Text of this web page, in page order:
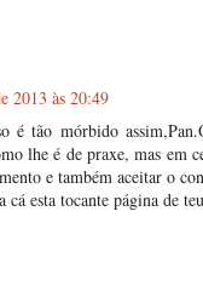
2013 às 20:49
é tão mórbido
lhe é de praxe, mas em
e também aceitar o
esta tocante página de